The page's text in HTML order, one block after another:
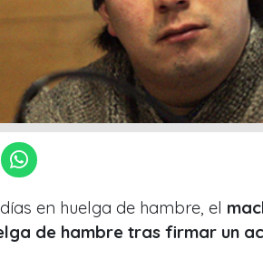
en huelga de hambre, el
de hambre tras firmar un